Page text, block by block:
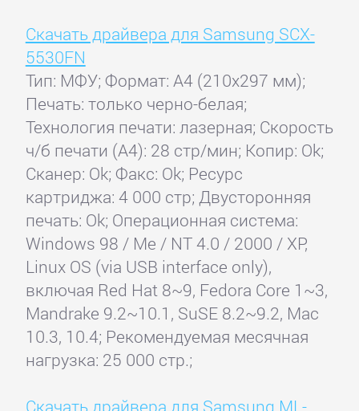
Скачать драйвера для Samsung SCX-
5530FN
Тип: МФУ; Формат: A4 (210x297 мм);
Печать: только черно-белая;
Технология печати: лазерная; Скорость
ч/б печати (А4): 28 стр/мин; Копир: Ok;
Сканер: Ok; Факс: Ok; Ресурс
картриджа: 4 000 стр; Двусторонняя
печать: Ok; Операционная система:
Windows 98 / Me / NT 4.0 / 2000 / XP,
Linux OS (via USB interface only),
включая Red Hat 8~9, Fedora Core 1~3,
Mandrake 9.2~10.1, SuSE 8.2~9.2, Mac
10.3, 10.4; Рекомендуемая месячная
нагрузка: 25 000 стр.;
Скачать драйвера для Samsung ML-